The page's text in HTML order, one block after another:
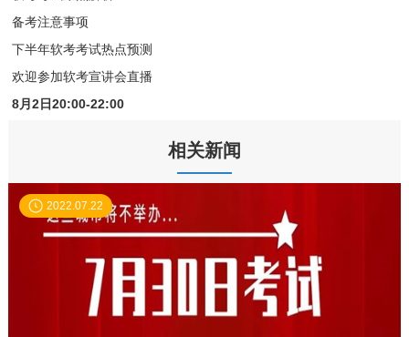
备考注意事项
下半年软考考试热点预测
欢迎参加软考宣讲会直播
8月2日20:00-22:00
相关新闻
2022.07.22